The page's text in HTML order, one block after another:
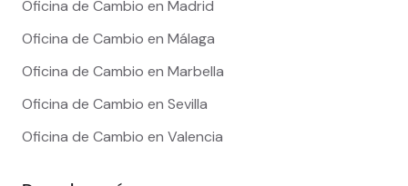
Oficina de Cambio en Madrid
Oficina de Cambio en Málaga
Oficina de Cambio en Marbella
Oficina de Cambio en Sevilla
Oficina de Cambio en Valencia